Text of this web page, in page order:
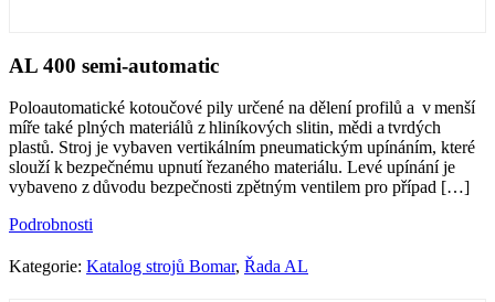
AL 400 semi-automatic
Poloautomatické kotoučové pily určené na dělení profilů a v menší
míře také plných materiálů z hliníkových slitin, mědi a tvrdých
plastů. Stroj je vybaven vertikálním pneumatickým upínáním, které
slouží k bezpečnému upnutí řezaného materiálu. Levé upínání je
vybaveno z důvodu bezpečnosti zpětným ventilem pro případ […]
Podrobnosti
Kategorie: Katalog strojů Bomar, Řada AL